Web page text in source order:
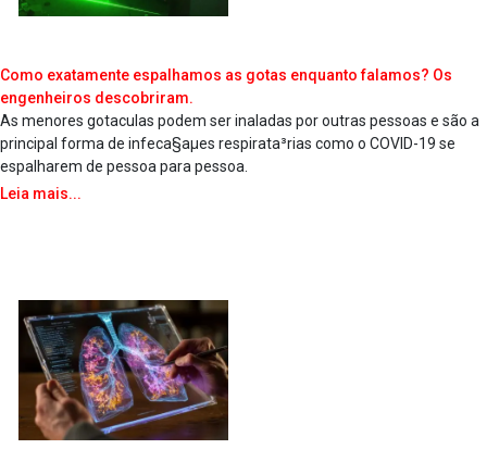
Como exatamente espalhamos as gotas enquanto falamos? Os
engenheiros descobriram.
As menores gota­culas podem ser inaladas por outras pessoas e são a
principal forma de infeca§aµes respirata³rias como o COVID-19 se
espalharem de pessoa para pessoa.
Leia mais...